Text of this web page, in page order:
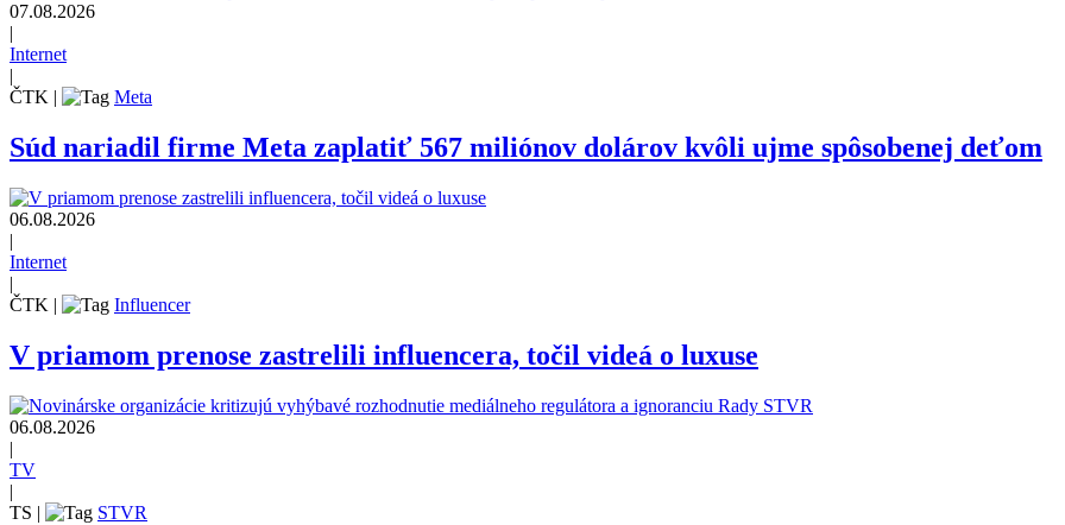
07.08.2026
|
Internet
|
ČTK | Meta
Súd nariadil firme Meta zaplatiť 567 miliónov dolárov kvôli ujme spôsobenej deťom
06.08.2026
|
Internet
|
ČTK | Influencer
V priamom prenose zastrelili influencera, točil videá o luxuse
06.08.2026
|
TV
|
TS | STVR